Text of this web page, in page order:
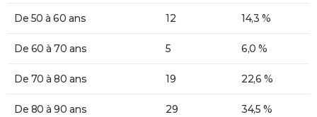
De 50 à 60 ans 12 14,3 %
De 60 à 70 ans 5 6,0 %
De 70 à 80 ans 19 22,6 %
De 80 à 90 ans 29 34,5 %